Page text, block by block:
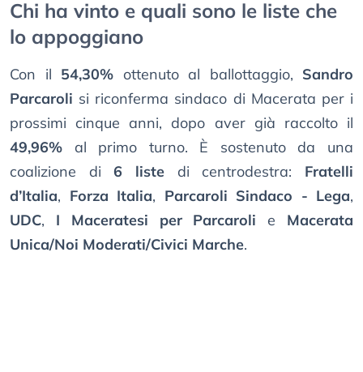
Chi ha vinto e quali sono le liste che
lo appoggiano
Con il 54,30% ottenuto al ballottaggio, Sandro
Parcaroli si riconferma sindaco di Macerata per i
prossimi cinque anni, dopo aver già raccolto il
49,96% al primo turno. È sostenuto da una
coalizione di6 liste di centrodestra: Fratelli
d’Italia, Forza Italia, Parcaroli Sindaco - Lega,
UDC, I Maceratesi per Parcaroli e Macerata
Unica/Noi Moderati/Civici Marche.